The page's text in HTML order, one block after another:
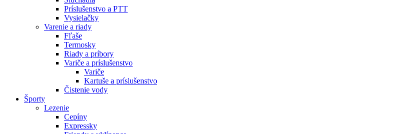
Príslušenstvo a PTT
Vysielačky
Varenie a riady
Fľaše
Termosky
Riady a príbory
Variče a príslušenstvo
Variče
Kartuše a príslušenstvo
Čistenie vody
Športy
Lezenie
Cepíny
Expressky